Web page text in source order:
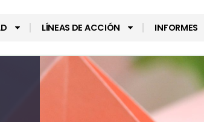
LÍNEAS DE ACCIÓN INFORMES